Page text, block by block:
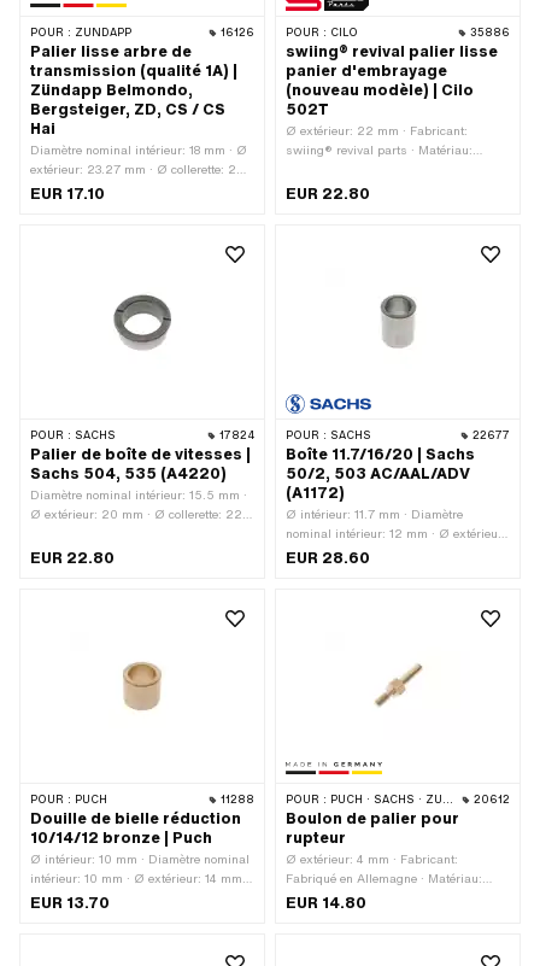
POUR : ZÜNDAPP 16126
Palier lisse arbre de
transmission (qualité 1A) |
Zündapp Belmondo,
Bergsteiger, ZD, CS / CS
Hai
Diamètre nominal intérieur: 18 mm · Ø
extérieur: 23.27 mm · Ø collerette: 26
mm · Fabricant: Fabriqué en
EUR 17.10
POUR : CILO 35886
swiing® revival palier lisse
panier d'embrayage
(nouveau modèle) | Cilo
502T
Ø extérieur: 22 mm · Fabricant:
swiing® revival parts · Matériau:
intérieur: 19 mm · Hauteur totale: 15.2
EUR 22.80
POUR : SACHS 17824
Palier de boîte de vitesses |
Sachs 504, 535 (A4220)
Diamètre nominal intérieur: 15.5 mm ·
Ø extérieur: 20 mm · Ø collerette: 22
& rectifié · Ø intérieur: 15.5 mm ·
EUR 22.80
POUR : SACHS 22677
Boîte 11.7/16/20 | Sachs
50/2, 503 AC/AAL/ADV
(A1172)
Ø intérieur: 11.7 mm · Diamètre
nominal intérieur: 12 mm · Ø extérieur:
16 mm · Fabricant: Sachs · Matériau:
OEM: A1172 · Sachs N° OEM: 0232
EUR 28.60
POUR : PUCH 11288
Douille de bielle réduction
10/14/12 bronze | Puch
Ø intérieur: 10 mm · Diamètre nominal
intérieur: 10 mm · Ø extérieur: 14 mm ·
Matériau: bronze spécial pour paliers ·
EUR 13.70
POUR : PUCH · SACHS · ZÜNDAPP BELMONDO · ZÜNDAPP 20612
Boulon de palier pour
rupteur
Ø extérieur: 4 mm · Fabricant:
Fabriqué en Allemagne · Matériau:
Laiton · Longueur d'axe: 13 mm ·
EUR 14.80